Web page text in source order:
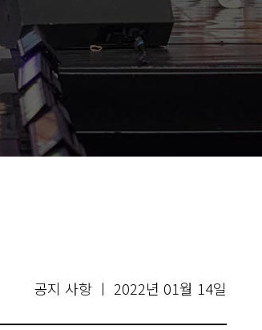
공지 사항 ㅣ 2022년 01월 14일